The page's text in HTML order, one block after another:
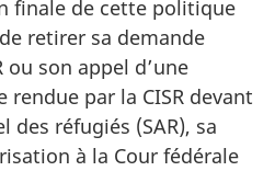
finale de cette politique
retirer sa demande
ou son appel d’une
rendue par la CISR devant
des réfugiés (SAR), sa
à la Cour fédérale